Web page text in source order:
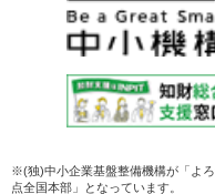
※(独)中小企業基盤整備機構が「よ
点全国本部」となっています。